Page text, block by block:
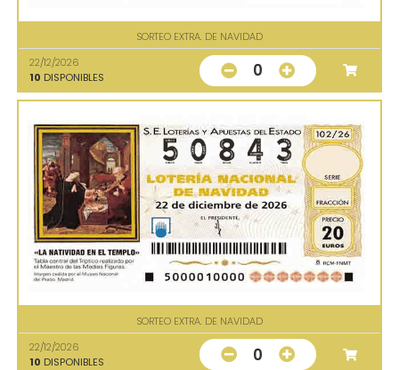
SORTEO EXTRA. DE NAVIDAD
22/12/2026
10 DISPONIBLES 0
SORTEO EXTRA. DE NAVIDAD
22/12/2026
10 DISPONIBLES 0